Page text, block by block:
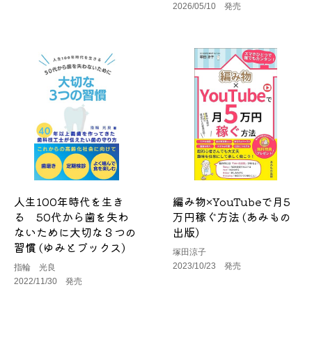
2026/05/10 発売
人生100年時代を生き
る 50代から歯を失わ
ないために大切な３つの
習慣 (ゆみとブックス)
指輪 光良
2022/11/30 発売
編み物×YouTubeで月5
万円稼ぐ方法 (あみもの
出版)
塚田涼子
2023/10/23 発売